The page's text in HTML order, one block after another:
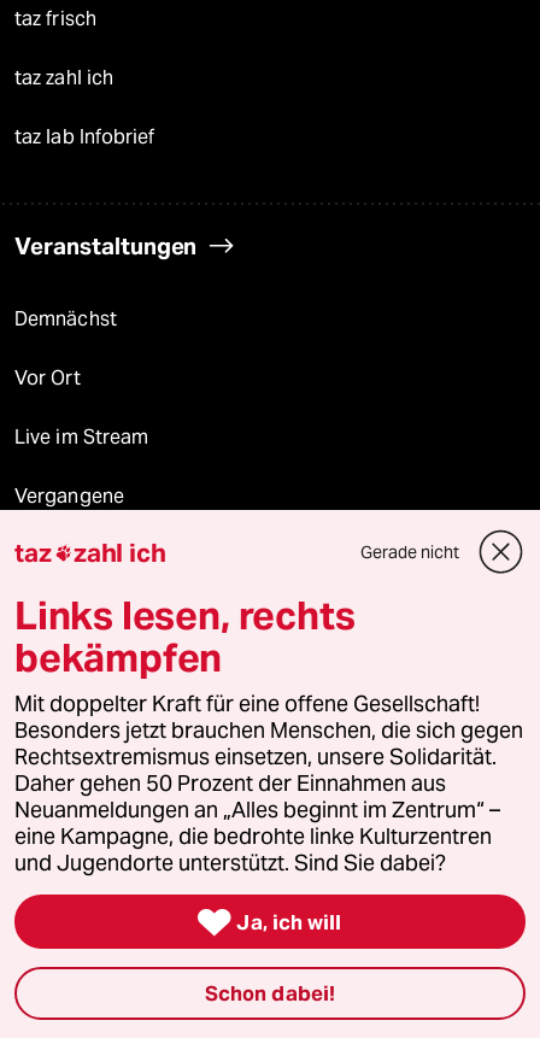
taz frisch
taz zahl ich
taz lab Infobrief
Veranstaltungen
Demnächst
Vor Ort
Live im Stream
Vergangene
taz lab 2027
Mehr taz Lesestoff
taz Blogs
taz FUTURZWEI
Le Monde diplomatique
taz Archiv
Mehr taz Angebote
taz zahl ich Gerade nicht
Links lesen, rechts
bekämpfen
Mit doppelter Kraft für eine offene Gesellschaft!
Besonders jetzt brauchen Menschen, die sich gegen
Rechtsextremismus einsetzen, unsere Solidarität.
Daher gehen 50 Prozent der Einnahmen aus
Neuanmeldungen an „Alles beginnt im Zentrum“ –
eine Kampagne, die bedrohte linke Kulturzentren
und Jugendorte unterstützt. Sind Sie dabei?
 Ja, ich will
Schon dabei!